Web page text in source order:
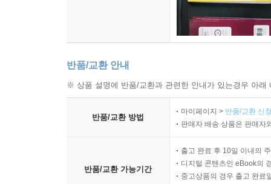
반품/교환 안내
※ 상품 설명에 반품/교환과 관련한 안내가 있는경우 아
반품/교환 방법
마이페이지 > 반품/교환 신
판매자 배송 상품은 판매자
반품/교환 가능기간
출고 완료 후 10일 이내의
디지털 콘텐츠인 eBook의
중고상품의 경우 출고 완료